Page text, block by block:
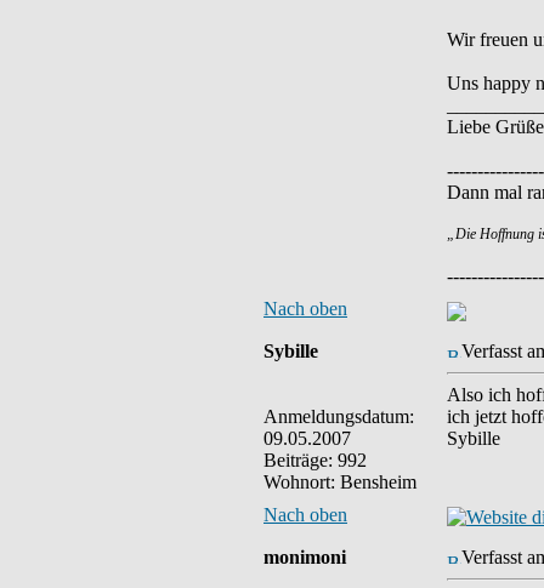
Wir freuen
Uns happy
Liebe
Dann mal
„Die Hoffnung
Nach oben
Sybille
Anmeldungsdatum:
09.05.2007
Beiträge: 992
Wohnort: Bensheim
Verfasst
Also ich
ich jetzt
Sybille
Nach oben
monimoni Verfasst